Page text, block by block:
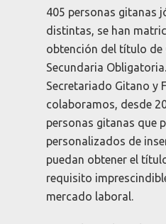
405 personas gitanas
distintas, se han
obtención del título de
Secundaria
Secretariado Gitano y
colaboramos, desde
personas gitanas que
personalizados de
puedan obtener el
requisito
mercado laboral.